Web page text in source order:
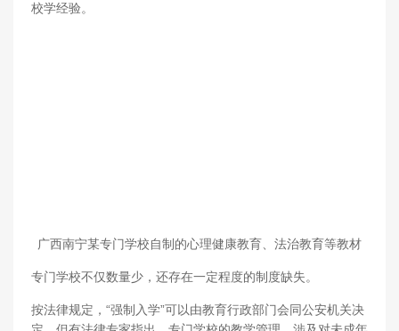
校学经验。
广西南宁某专门学校自制的心理健康教育、法治教育等教材
专门学校不仅数量少，还存在一定程度的制度缺失。
按法律规定，“强制入学”可以由教育行政部门会同公安机关决